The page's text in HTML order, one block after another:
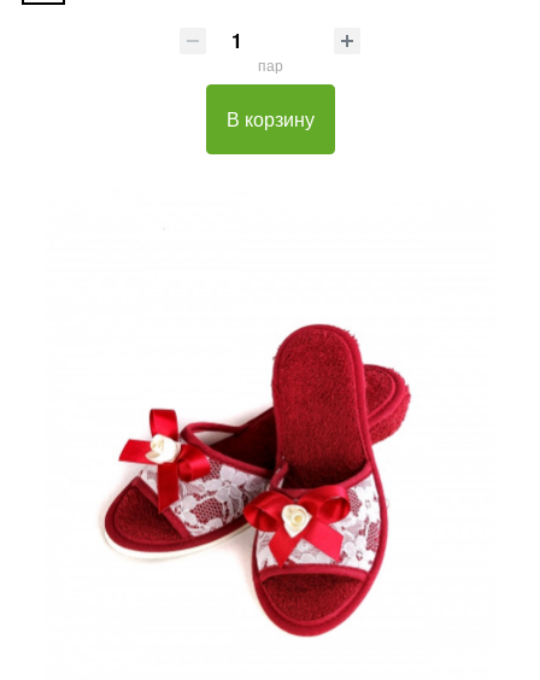
пар
В корзину